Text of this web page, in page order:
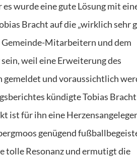
wurde eine gute Lösung mit
Bracht auf die „wirklich sehr
Mitarbeitern und dem
weil eine Erweiterung des
und voraussichtlich
kündigte Tobias
ist für ihn eine
genügend
tolle Resonanz und ermutigt die